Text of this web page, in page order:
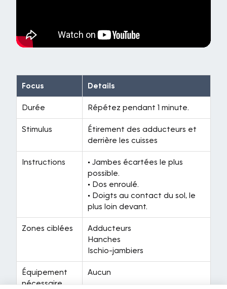
Focus Details
Durée Répétez pendant 1 minute.
Stimulus
Étirement des adducteurs et
derrière les cuisses
Instructions
• Jambes écartées le plus
possible.
• Dos enroulé.
• Doigts au contact du sol, le
plus loin devant.
Zones ciblées
Adducteurs
Hanches
Ischio-jambiers
Équipement
nécessaire
Aucun